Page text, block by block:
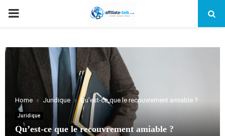
PRIMARY
Home Juridique Qu’est-ce que le recouvrement amiable ?
Juridique
Qu’est-ce que le recouvrement amiable ?